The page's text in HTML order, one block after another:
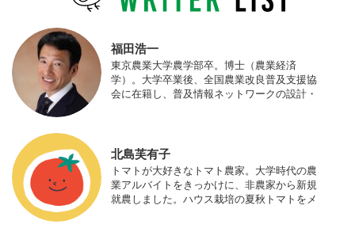
福田浩一
東京農業大学農学部卒。博士（農業経済
学）。大学卒業後、全国農業改良普及支援協
会に在籍し、普及情報ネットワークの設計・
の実証試験や農産物輸出などに関わった。主
にスマート農業の実証試験やコンサルなどに
携わっている。 HP：http://www.ijas.co.jp/
北島芙有子
トマトが大好きなトマト農家。大学時代の農
業アルバイトをきっかけに、非農家から新規
就農しました。ハウス栽培の夏秋トマトをメ